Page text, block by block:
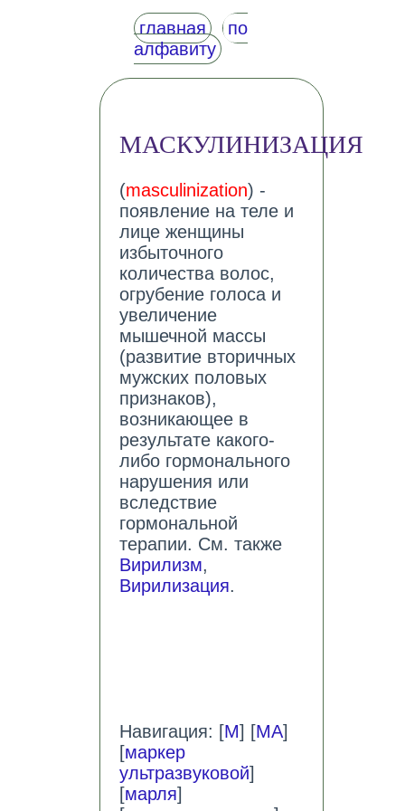
главная
по
алфавиту
МАСКУЛИНИЗАЦИЯ
(masculinization) -
появление на теле и
лице женщины
избыточного
количества волос,
огрубение голоса и
увеличение
мышечной массы
(развитие вторичных
мужских половых
признаков),
возникающее в
результате какого-
либо гормонального
нарушения или
вследствие
гормональной
терапии. См. также
Вирилизм,
Вирилизация.
Навигация: [М] [МА]
[маркер
ультразвуковой]
[марля]